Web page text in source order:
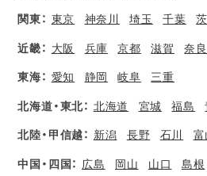
関東： 東京 神奈川 埼玉 千葉
近畿： 大阪 兵庫 京都 滋賀 奈良
東海： 愛知 静岡 岐阜 三重
北海道・東北： 北海道 宮城 福島
北陸・甲信越： 新潟 長野 石川 富
中国・四国： 広島 岡山 山口 島根